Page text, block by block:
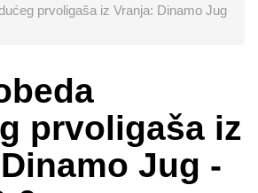
prvoligaša iz Vranja: Dinamo Jug
prvoligaša iz
Jug -